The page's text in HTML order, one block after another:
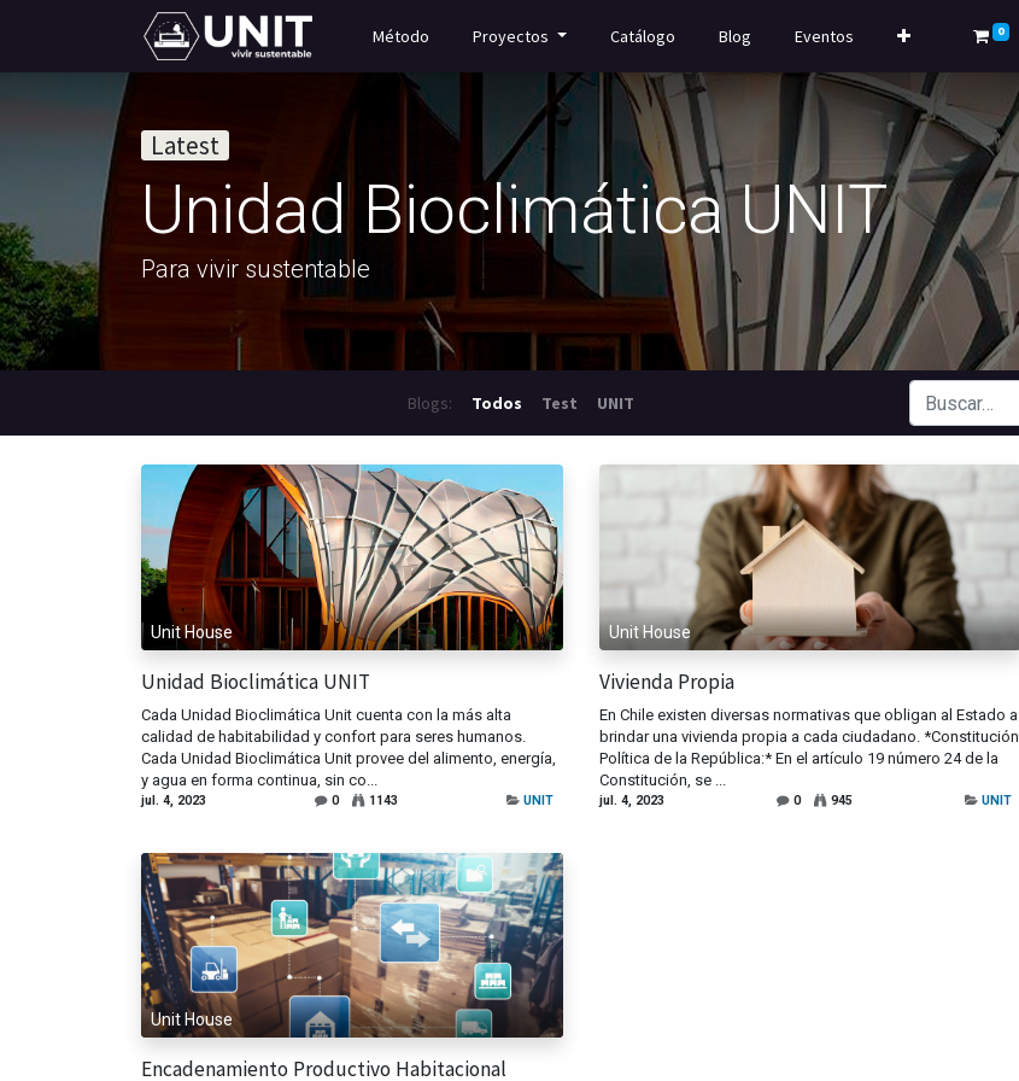
Método Proyectos Catálogo Blog Eventos 0
Latest
Unidad Bioclimática UNIT
Para vivir sustentable
Blogs: Todos Test UNIT
Unit House
Unidad Bioclimática UNIT
Cada Unidad Bioclimática Unit cuenta con la más alta
calidad de habitabilidad y confort para seres humanos.
Cada Unidad Bioclimática Unit provee del alimento, energía,
y agua en forma continua, sin co...
jul. 4, 2023 0 1143 UNIT
Unit House
Vivienda Propia
En Chile existen diversas normativas que obligan al Estado a
brindar una vivienda propia a cada ciudadano. *Constitución
Política de la República:* En el artículo 19 número 24 de la
Constitución, se ...
jul. 4, 2023 0 945 UNIT
Unit House
Encadenamiento Productivo Habitacional